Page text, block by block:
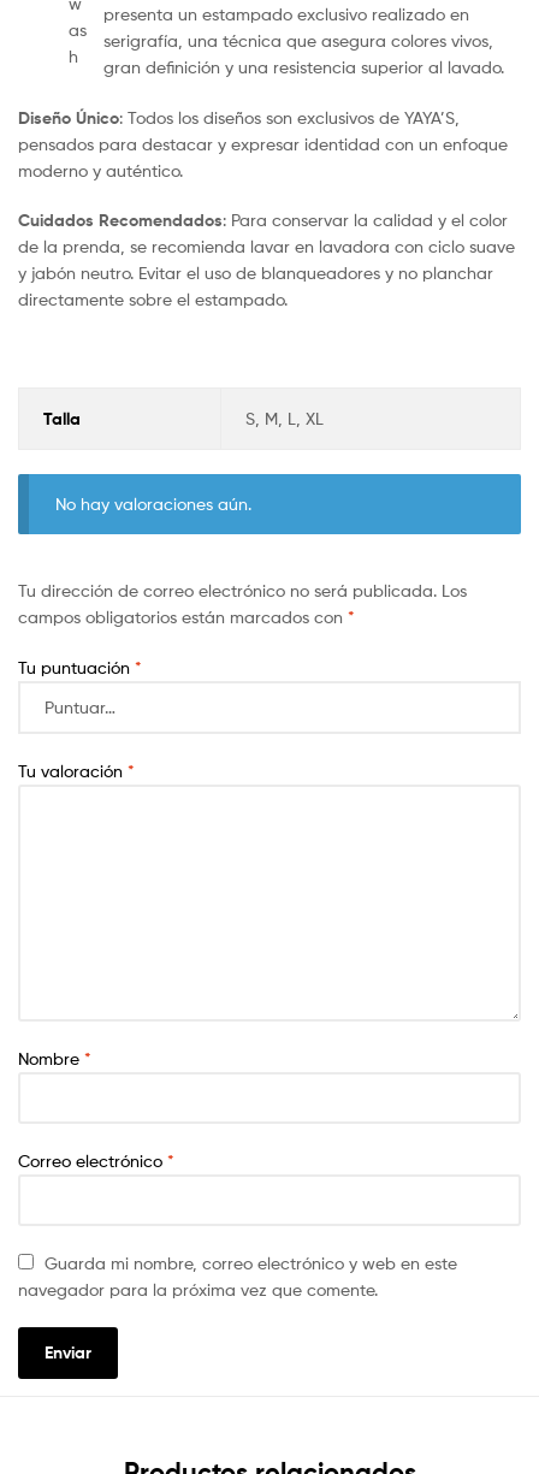
presenta un estampado exclusivo realizado en
serigrafía, una técnica que asegura colores vivos,
gran definición y una resistencia superior al lavado.
Diseño Único: Todos los diseños son exclusivos de YAYA’S,
pensados para destacar y expresar identidad con un enfoque
moderno y auténtico.
Cuidados Recomendados: Para conservar la calidad y el color
de la prenda, se recomienda lavar en lavadora con ciclo suave
y jabón neutro. Evitar el uso de blanqueadores y no planchar
directamente sobre el estampado.
Talla S, M, L, XL
No hay valoraciones aún.
Tu dirección de correo electrónico no será publicada. Los
campos obligatorios están marcados con *
Tu puntuación *
Tu valoración *
Nombre *
Correo electrónico *
Guarda mi nombre, correo electrónico y web en este
navegador para la próxima vez que comente.